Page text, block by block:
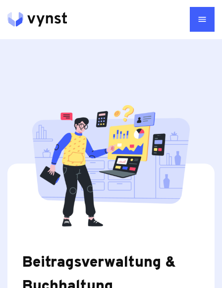
Beitragsverwaltung &